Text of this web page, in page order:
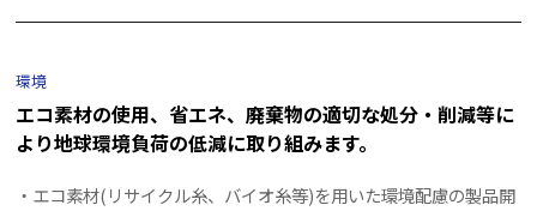
環境
エコ素材の使用、省エネ、廃棄物の適切な処分・削減等に
より地球環境負荷の低減に取り組みます。
・エコ素材(リサイクル糸、バイオ糸等)を用いた環境配慮の製品開